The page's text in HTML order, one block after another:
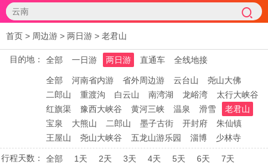
首页 > 周边游 > 两日游 > 老君山
目的地： 全部 一日游 两日游 直通车 全线地接
全部 河南省内游 省外周边游 云台山
尧山大佛
二郎山
重渡沟 白云山 南湾湖 龙峪湾
太行大峡谷
红旗渠
豫西大峡谷 黄河三峡 温泉 滑雪
老君山
宝泉
大熊山 二郎山 墨子古街 开封府
朱仙镇
王屋山
尧山大峡谷 五龙山游乐园 淄博 少林寺
行程天数： 全部 1天 2天 3天 4天 5天 6天
7天